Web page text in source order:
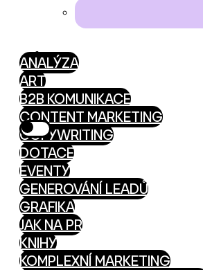
ANALÝZA
ART
B2B KOMUNIKACE
CONTENT MARKETING
COPYWRITING
DOTACE
EVENTY
GENEROVÁNÍ LEADŮ
GRAFIKA
JAK NA PR
KNIHY
KOMPLEXNÍ MARKETING